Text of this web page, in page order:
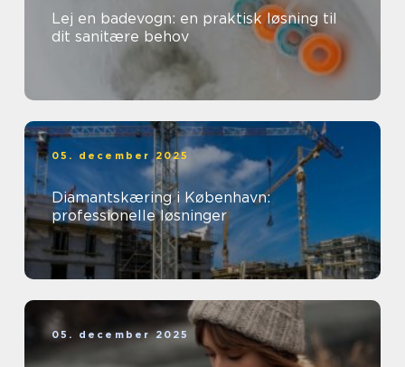
Lej en badevogn: en praktisk løsning til
dit sanitære behov
05. december 2025
Diamantskæring i København:
professionelle løsninger
05. december 2025